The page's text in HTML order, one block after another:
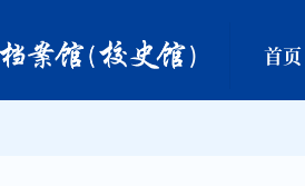
首页